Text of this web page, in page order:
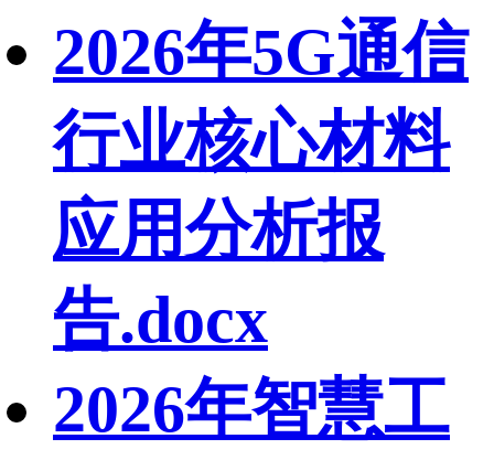
2026年5G通信
行业核心材料
应用分析报
告.docx
2026年智慧工